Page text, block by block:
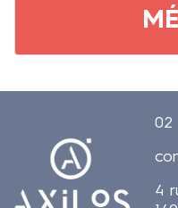
02
4